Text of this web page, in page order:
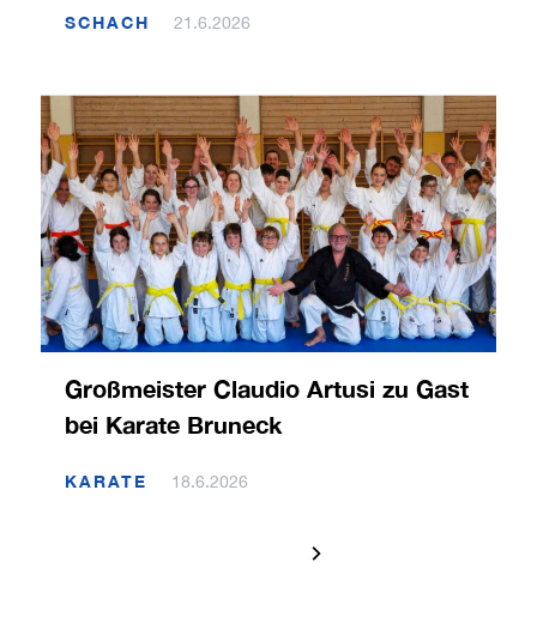
SCHACH 21.6.2026
Großmeister Claudio Artusi zu Gast
bei Karate Bruneck
KARATE 18.6.2026